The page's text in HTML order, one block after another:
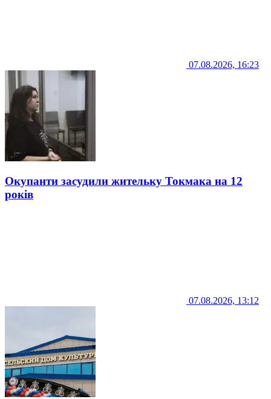
07.08.2026, 16:23
Окупанти засудили жительку Токмака на 12
років
07.08.2026, 13:12